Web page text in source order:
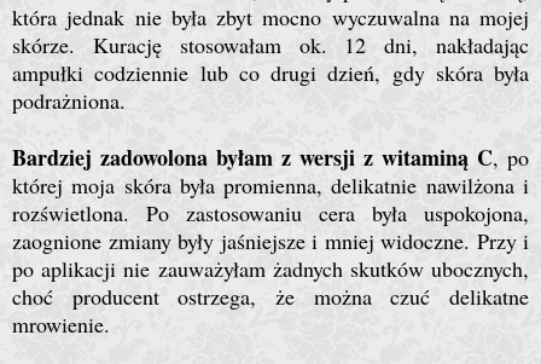
która jednak nie była zbyt mocno wyczuwalna na mojej
skórze. Kurację stosowałam ok. 12 dni, nakładając
ampułki codziennie lub co drugi dzień, gdy skóra była
podrażniona.
Bardziej zadowolona byłam z wersji z witaminą C, po
której moja skóra była promienna, delikatnie nawilżona i
rozświetlona. Po zastosowaniu cera była uspokojona,
zaognione zmiany były jaśniejsze i mniej widoczne. Przy i
po aplikacji nie zauważyłam żadnych skutków ubocznych,
choć producent ostrzega, że można czuć delikatne
mrowienie.